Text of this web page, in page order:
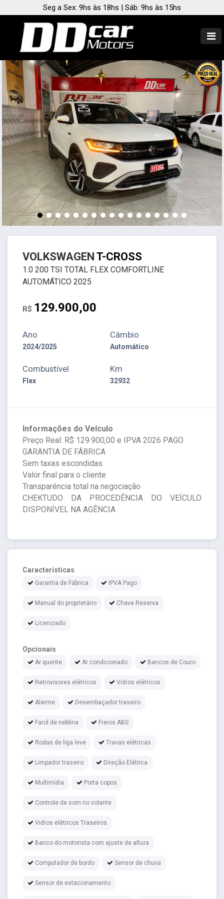
Seg a Sex: 9hs às 18hs | Sáb: 9hs às 15hs
VOLKSWAGEN T-CROSS
1.0 200 TSI TOTAL FLEX COMFORTLINE
AUTOMÁTICO 2025
R$ 129.900,00
Ano
2024/2025
Câmbio
Automático
Combustível
Flex
Km
32932
Informações do Veículo
Preço Real: R$ 129.900,00 e IPVA 2026 PAGO
GARANTIA DE FÁBRICA
Sem taxas escondidas
Valor final para o cliente
Transparência total na negociação
CHEKTUDO DA PROCEDÊNCIA DO VEÍCULO
DISPONÍVEL NA AGÊNCIA
Características
Garantia de Fábrica IPVA Pago
Manual do proprietário Chave Reserva
Licenciado
Opcionais
Ar quente Ar condicionado Bancos de Couro
Retrovisores elétricos Vidros elétricos
Alarme Desembaçador traseiro
Farol de neblina Freios ABS
Rodas de liga leve Travas elétricas
Limpador traseiro Direção Elétrica
Multimídia Porta copos
Controle de som no volante
Vidros elétricos Traseiros
Banco do motorista com ajuste de altura
Computador de bordo Sensor de chuva
Sensor de estacionamento